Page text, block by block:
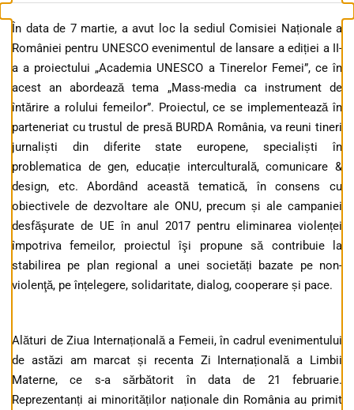
În data de 7 martie, a avut loc la sediul Comisiei Naționale a
României pentru UNESCO evenimentul de lansare a ediției a II-
a a proiectului „Academia UNESCO a Tinerelor Femei”, ce în
acest an abordează tema „Mass-media ca instrument de
întărire a rolului femeilor”. Proiectul, ce se implementează în
parteneriat cu trustul de presă BURDA România, va reuni tineri
jurnaliști din diferite state europene, specialiști în
problematica de gen, educație interculturală, comunicare &
design, etc. Abordând această tematică, în consens cu
obiectivele de dezvoltare ale ONU, precum și ale campaniei
desfăşurate de UE în anul 2017 pentru eliminarea violenței
împotriva femeilor, proiectul îşi propune să contribuie la
stabilirea pe plan regional a unei societăți bazate pe non-
violenţă, pe înțelegere, solidaritate, dialog, cooperare și pace.
Alături de Ziua Internațională a Femeii, în cadrul evenimentului
de astăzi am marcat și recenta Zi Internațională a Limbii
Materne, ce s-a sărbătorit în data de 21 februarie.
Reprezentanți ai minorităților naționale din România au primit